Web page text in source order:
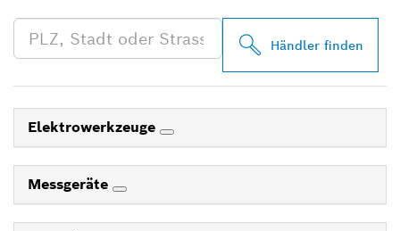
Händler finden
Elektrowerkzeuge
Messgeräte